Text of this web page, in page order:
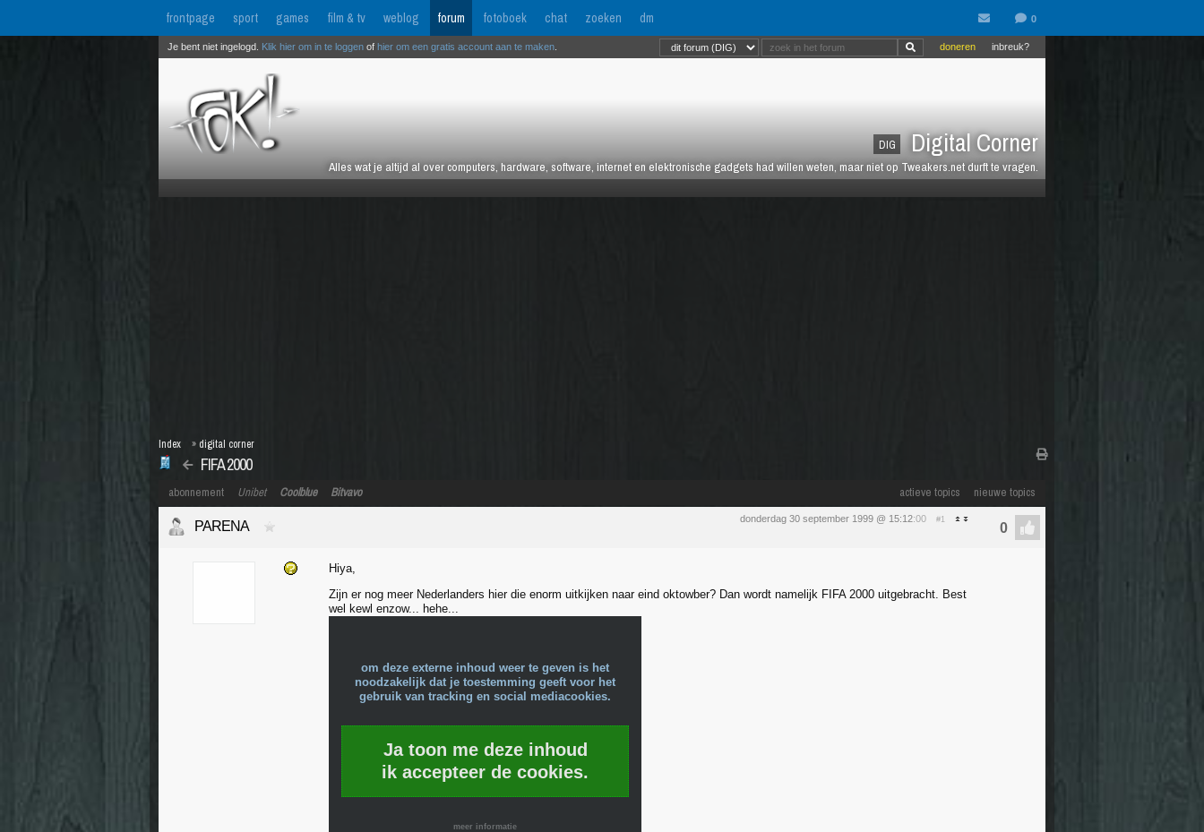
frontpage sport games film & tv weblog forum fotoboek chat zoeken dm
DIG Digital Corner
Alles wat je altijd al over computers, hardware, software, internet en elektronische gadgets had willen weten, maar niet op Tweakers.net durft te vragen.
inbreuk?
doneren
Je bent niet ingelogd. Klik hier om in te loggen of hier om een gratis account aan te maken
FIFA 2000
Index » digital corner
actieve topics nieuwe topics
abonnement Unibet Coolblue Bitvavo
donderdag 30 september 1999 @ 15:12:00 #1
PARENA
Hiya,
Zijn er nog meer Nederlanders hier die enorm uitkijken naar eind oktowber? Dan wordt namelijk FIFA 2000 uitgebracht. Best
wel kewl enzow... hehe...
om deze externe inhoud weer te geven is het
noodzakelijk dat je toestemming geeft voor het
gebruik van tracking en social mediacookies.
Ja toon me deze inhoud
ik accepteer de cookies.
meer informatie